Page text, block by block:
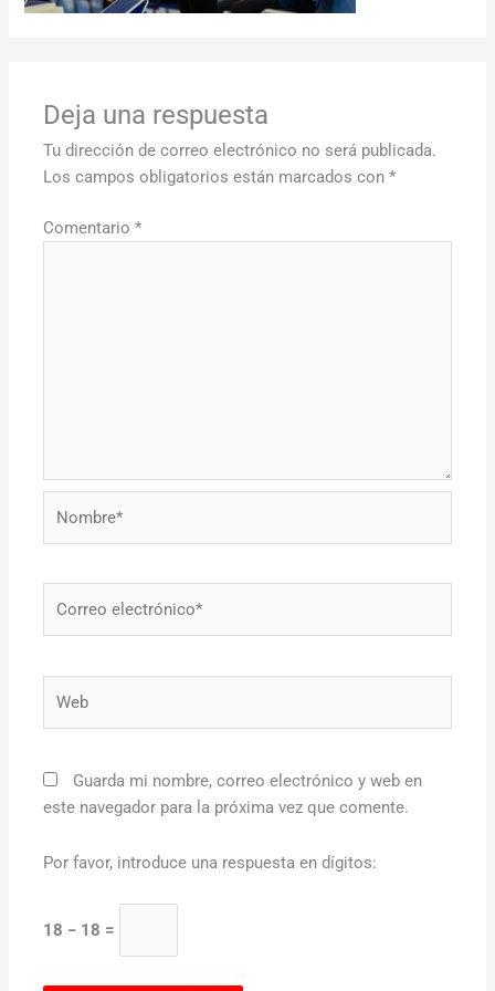
Deja una respuesta
Tu dirección de correo electrónico no será publicada.
Los campos obligatorios están marcados con*
Comentario*
Guarda mi nombre, correo electrónico y web en
este navegador para la próxima vez que comente.
Por favor, introduce una respuesta en dígitos:
18 − 18 =